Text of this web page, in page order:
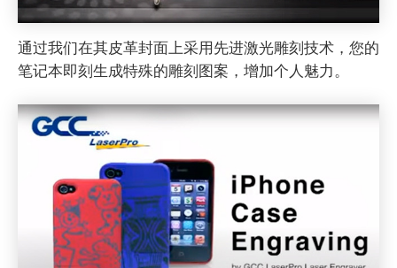
通过我们在其皮革封面上采用先进激光雕刻技术，您的
笔记本即刻生成特殊的雕刻图案，增加个人魅力。